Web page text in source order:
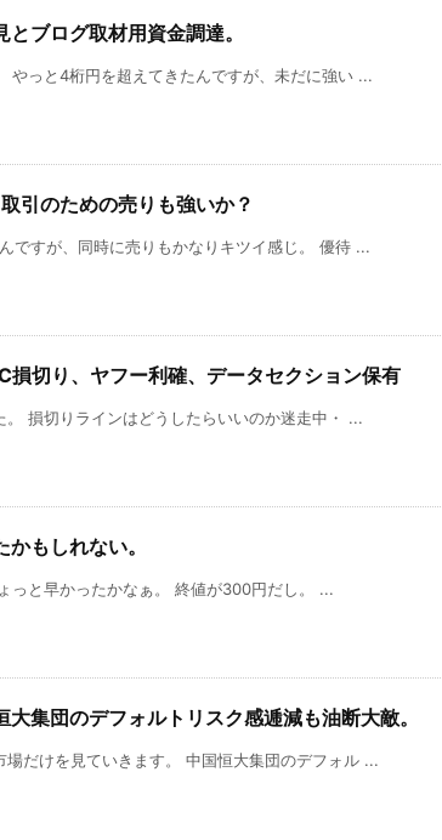
ブログ取材用資金調達。
やっと4桁円を超えてきたんですが、未だに強い ...
引のための売りも強いか？
ですが、同時に売りもかなりキツイ感じ。 優待 ...
切り、ヤフー利確、データセクション保有
損切りラインはどうしたらいいのか迷走中・ ...
もしれない。
っと早かったかなぁ。 終値が300円だし。 ...
集団のデフォルトリスク感逓減も油断大敵。
だけを見ていきます。 中国恒大集団のデフォル ...